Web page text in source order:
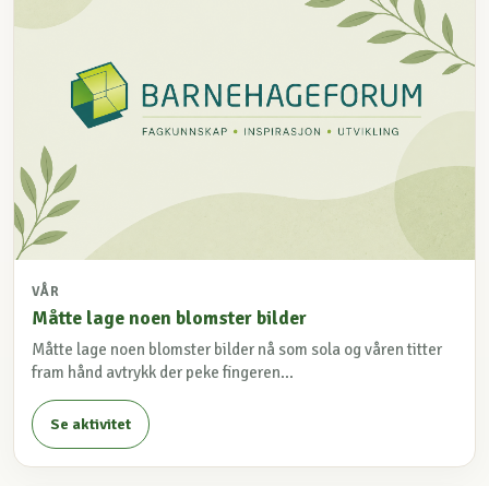
VÅR
Måtte lage noen blomster bilder
Måtte lage noen blomster bilder nå som sola og våren titter
fram hånd avtrykk der peke fingeren...
Se aktivitet